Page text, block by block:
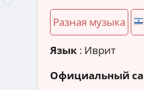
Разная музыка
Язык : Иврит
Официальный